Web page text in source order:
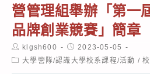
營管理組舉辦「第一
品牌創業競賽」簡章
Post
author:
klgsh600
Post
published:
2023-05-05
Post大學營隊/認識大學校系課程/活動 /